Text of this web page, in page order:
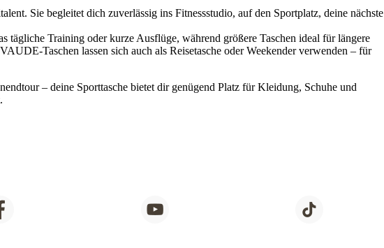
Sie begleitet dich zuverlässig ins Fitnessstudio, auf den Sportplatz, deine nächste
tägliche Training oder kurze Ausflüge, während größere Taschen ideal für längere
Taschen lassen sich auch als Reisetasche oder Weekender verwenden – für
– deine Sporttasche bietet dir genügend Platz für Kleidung, Schuhe und